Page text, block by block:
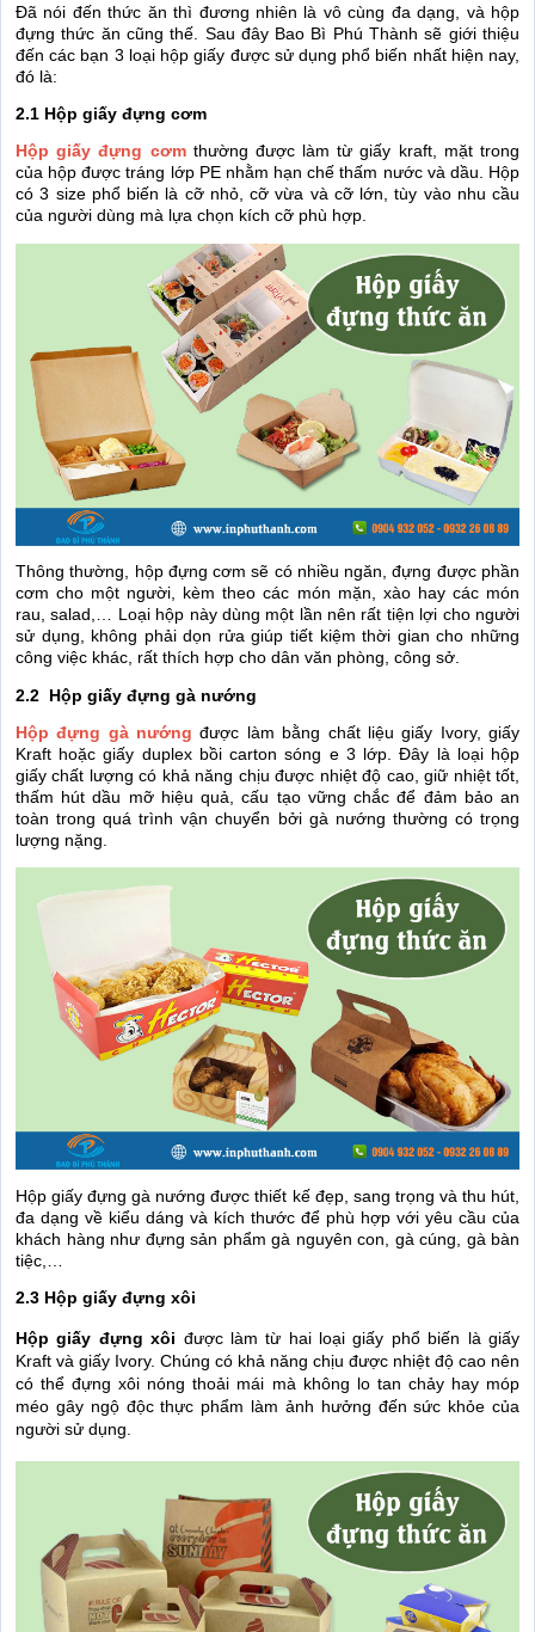
Đã nói đến thức ăn thì đương nhiên là vô cùng đa dạng, và hộp
đựng thức ăn cũng thế. Sau đây Bao Bì Phú Thành sẽ giới thiệu
đến các bạn 3 loại hộp giấy được sử dụng phổ biến nhất hiện nay,
đó là:
2.1 Hộp giấy đựng cơm
Hộp giấy đựng cơmthường được làm từ giấy kraft, mặt trong
của hộp được tráng lớp PE nhằm hạn chế thấm nước và dầu. Hộp
có 3 size phổ biến là cỡ nhỏ, cỡ vừa và cỡ lớn, tùy vào nhu cầu
của người dùng mà lựa chọn kích cỡ phù hợp.
Thông thường, hộp đựng cơm sẽ có nhiều ngăn, đựng được phần
cơm cho một người, kèm theo các món mặn, xào hay các món
rau, salad,… Loại hộp này dùng một lần nên rất tiện lợi cho người
sử dụng, không phải dọn rửa giúp tiết kiệm thời gian cho những
công việc khác, rất thích hợp cho dân văn phòng, công sở.
2.2 Hộp giấy đựng gà nướng
Hộp đựng gà nướng được làm bằng chất liệu giấy Ivory, giấy
Kraft hoặc giấy duplex bồi carton sóng e 3 lớp. Đây là loại hộp
giấy chất lượng có khả năng chịu được nhiệt độ cao, giữ nhiệt tốt,
thấm hút dầu mỡ hiệu quả, cấu tạo vững chắc để đảm bảo an
toàn trong quá trình vận chuyển bởi gà nướng thường có trọng
lượng nặng.
Hộp giấy đựng gà nướng được thiết kế đẹp, sang trọng và thu hút,
đa dạng về kiểu dáng và kích thước để phù hợp với yêu cầu của
khách hàng như đựng sản phẩm gà nguyên con, gà cúng, gà bàn
tiệc,…
2.3 Hộp giấy đựng xôi
Hộp giấy đựng xôi được làm từ hai loại giấy phổ biến là giấy
Kraft và giấy Ivory. Chúng có khả năng chịu được nhiệt độ cao nên
có thể đựng xôi nóng thoải mái mà không lo tan chảy hay móp
méo gây ngộ độc thực phẩm làm ảnh hưởng đến sức khỏe của
người sử dụng.